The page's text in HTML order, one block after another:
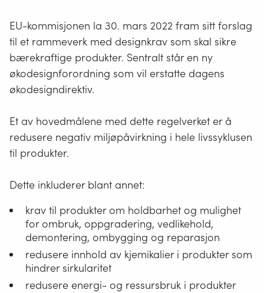
EU-kommisjonen la 30. mars 2022 fram sitt forslag
til et rammeverk med designkrav som skal sikre
bærekraftige produkter. Sentralt står en ny
økodesignforordning som vil erstatte dagens
økodesigndirektiv.
Et av hovedmålene med dette regelverket er å
redusere negativ miljøpåvirkning i hele livssyklusen
til produkter.
Dette inkluderer blant annet:
krav til produkter om holdbarhet og mulighet
for ombruk, oppgradering, vedlikehold,
demontering, ombygging og reparasjon
redusere innhold av kjemikalier i produkter som
hindrer sirkularitet
redusere energi- og ressursbruk i produkter